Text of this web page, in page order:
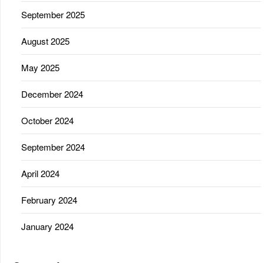
September 2025
August 2025
May 2025
December 2024
October 2024
September 2024
April 2024
February 2024
January 2024